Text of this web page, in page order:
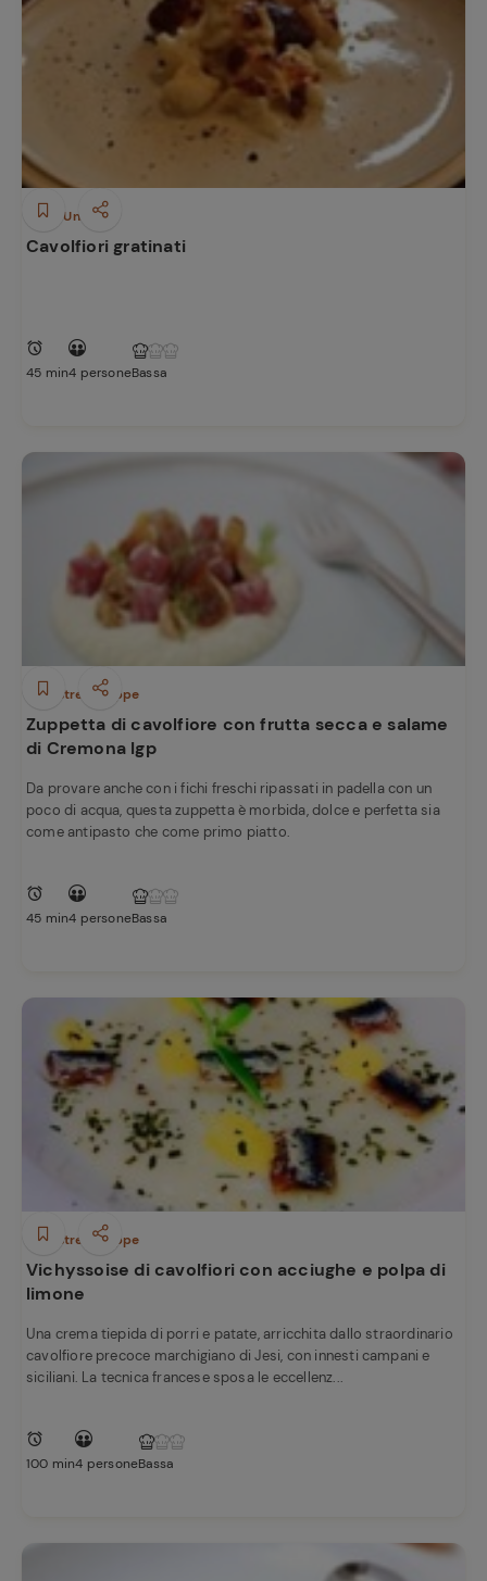
Piatti Unici
Cavolfiori gratinati
45 min4 personeBassa
Minestre e Zuppe
Zuppetta di cavolfiore con frutta secca e salame
di Cremona Igp
Da provare anche con i fichi freschi ripassati in padella con un
poco di acqua, questa zuppetta è morbida, dolce e perfetta sia
come antipasto che come primo piatto.
45 min4 personeBassa
Minestre e Zuppe
Vichyssoise di cavolfiori con acciughe e polpa di
limone
Una crema tiepida di porri e patate, arricchita dallo straordinario
cavolfiore precoce marchigiano di Jesi, con innesti campani e
siciliani. La tecnica francese sposa le eccellenz...
100 min4 personeBassa